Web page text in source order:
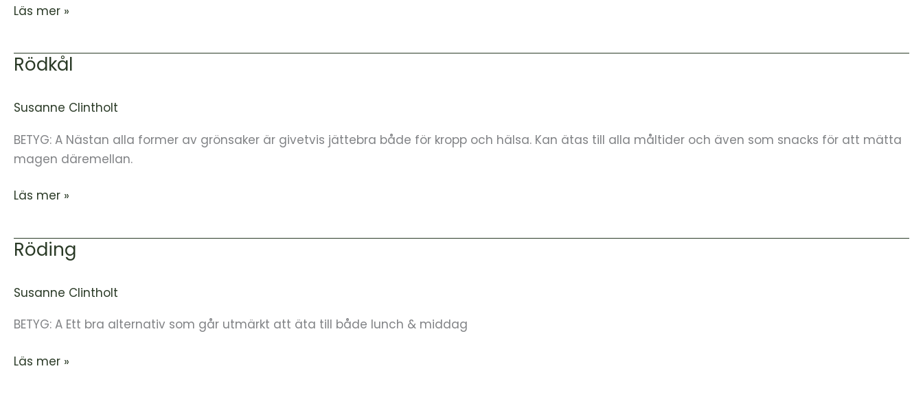
Läs mer »
Rödkål
Susanne Clintholt
BETYG: A Nästan alla former av grönsaker är givetvis jättebra både för kropp och hälsa. Kan ätas till alla måltider och även som snacks för att mätta
magen däremellan.
Rödkål
Läs mer »
Röding
Susanne Clintholt
BETYG: A Ett bra alternativ som går utmärkt att äta till både lunch & middag
Röding
Läs mer »